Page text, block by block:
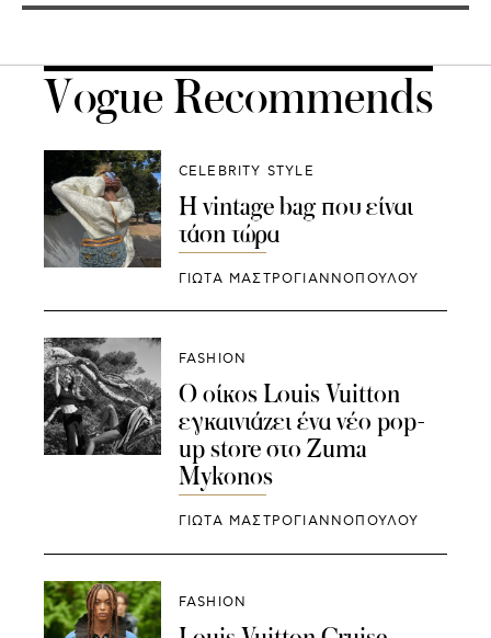
Vogue Recommends
CELEBRITY STYLE
Η vintage bag που είναι
τάση τώρα
ΓΙΩΤΑ ΜΑΣΤΡΟΓΙΑΝΝΟΠΟΥΛΟΥ
FASHION
Ο οίκος Louis Vuitton
εγκαινιάζει ένα νέο pop-
up store στο Zuma
Mykonos
ΓΙΩΤΑ ΜΑΣΤΡΟΓΙΑΝΝΟΠΟΥΛΟΥ
FASHION